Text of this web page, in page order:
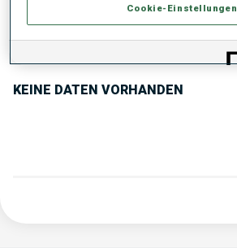
KEINE DATEN VORHANDEN
Cookie-Einstellungen